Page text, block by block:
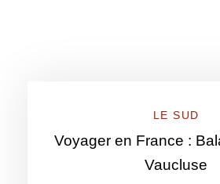
LE SUD
Voyager en France :
Vaucluse